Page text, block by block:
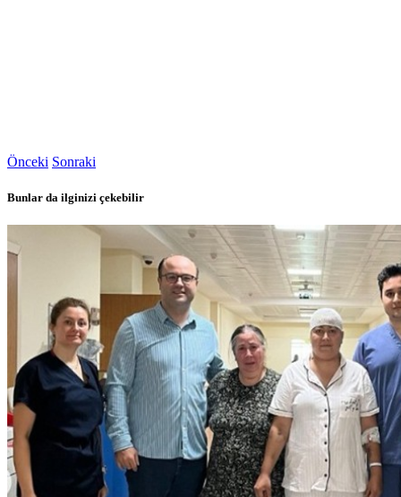
Önceki Sonraki
Bunlar da ilginizi çekebilir